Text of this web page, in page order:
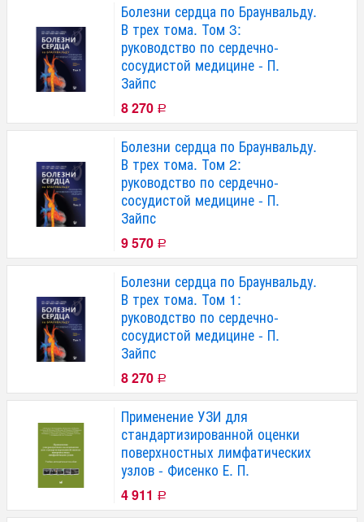
Болезни сердца по Браунвальду.
В трех тома. Том 3:
руководство по сердечно-
сосудистой медицине - П.
Зайпс
8 270 Р
Болезни сердца по Браунвальду.
В трех тома. Том 2:
руководство по сердечно-
сосудистой медицине - П.
Зайпс
9 570 Р
Болезни сердца по Браунвальду.
В трех тома. Том 1:
руководство по сердечно-
сосудистой медицине - П.
Зайпс
8 270 Р
Применение УЗИ для
стандартизированной оценки
поверхностных лимфатических
узлов - Фисенко Е. П.
4 911 Р